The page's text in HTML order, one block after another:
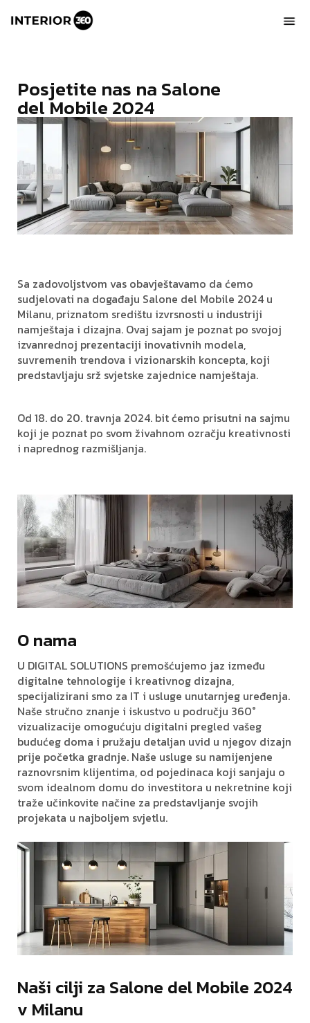
Posjetite nas na Salone
del Mobile 2024
Sa zadovoljstvom vas obavještavamo da ćemo
sudjelovati na događaju Salone del Mobile 2024 u
Milanu, priznatom središtu izvrsnosti u industriji
namještaja i dizajna. Ovaj sajam je poznat po svojoj
izvanrednoj prezentaciji inovativnih modela,
suvremenih trendova i vizionarskih koncepta, koji
predstavljaju srž svjetske zajednice namještaja.
Od 18. do 20. travnja 2024. bit ćemo prisutni na sajmu
koji je poznat po svom živahnom ozračju kreativnosti
i naprednog razmišljanja.
O nama
U DIGITAL SOLUTIONS premošćujemo jaz između
digitalne tehnologije i kreativnog dizajna,
specijalizirani smo za IT i usluge unutarnjeg uređenja.
Naše stručno znanje i iskustvo u području 360°
vizualizacije omogućuju digitalni pregled vašeg
budućeg doma i pružaju detaljan uvid u njegov dizajn
prije početka gradnje. Naše usluge su namijenjene
raznovrsnim klijentima, od pojedinaca koji sanjaju o
svom idealnom domu do investitora u nekretnine koji
traže učinkovite načine za predstavljanje svojih
projekata u najboljem svjetlu.
Naši cilji za Salone del Mobile 2024
v Milanu